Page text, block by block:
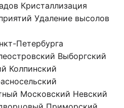
Кристаллизация
Удаление высолов
Петербурга
Выборгский
Колпинский
Московский Невский